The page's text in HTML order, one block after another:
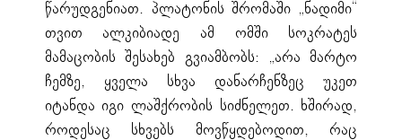
წარუდგენიათ. პლატონის შრომაში „ნადიმი“
თვით ალკიბიადე ამ ომში სოკრატეს
მამაცობის შესახებ გვიამბობს: „არა მარტო
ჩემზე, ყველა სხვა დანარჩენზეც უკეთ
იტანდა იგი ლაშქრობის სიძნელეთ. ხშირად,
როდესაც სხვებს მოვწყდებოდით, რაც